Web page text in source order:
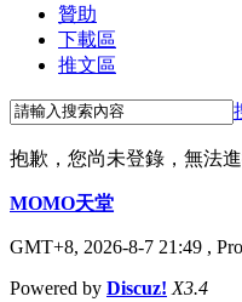
贊助
下載區
推文區
抱歉，您尚未登錄，無法
MOMO天堂
GMT+8, 2026-8-7 21:49 ,
Powered by Discuz! X3.4